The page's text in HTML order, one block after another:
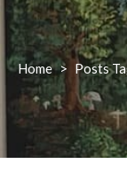
Home > Posts